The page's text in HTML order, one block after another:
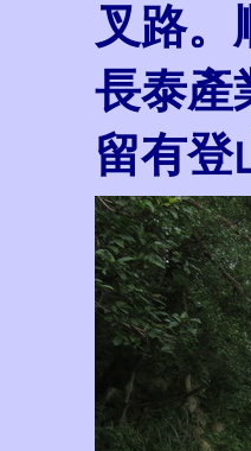
叉路。
長泰產
留有登